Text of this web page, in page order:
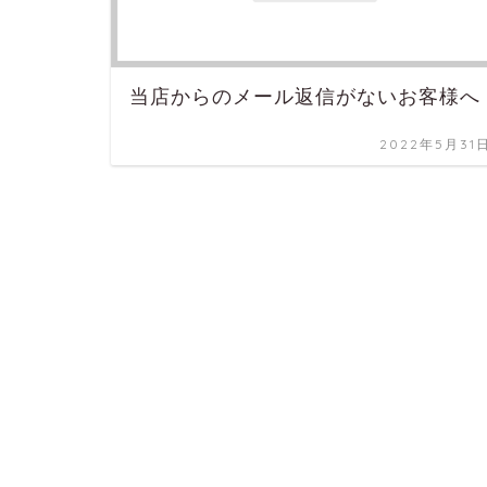
当店からのメール返信がないお客様へ
2022年5月31